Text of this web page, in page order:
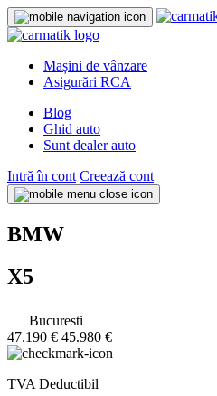
Mașini de vânzare
Asigurări RCA
Blog
Ghid auto
Sunt dealer auto
Intră în cont Creează cont
BMW
X5
Bucuresti
47.190 € 45.980 €
TVA Deductibil